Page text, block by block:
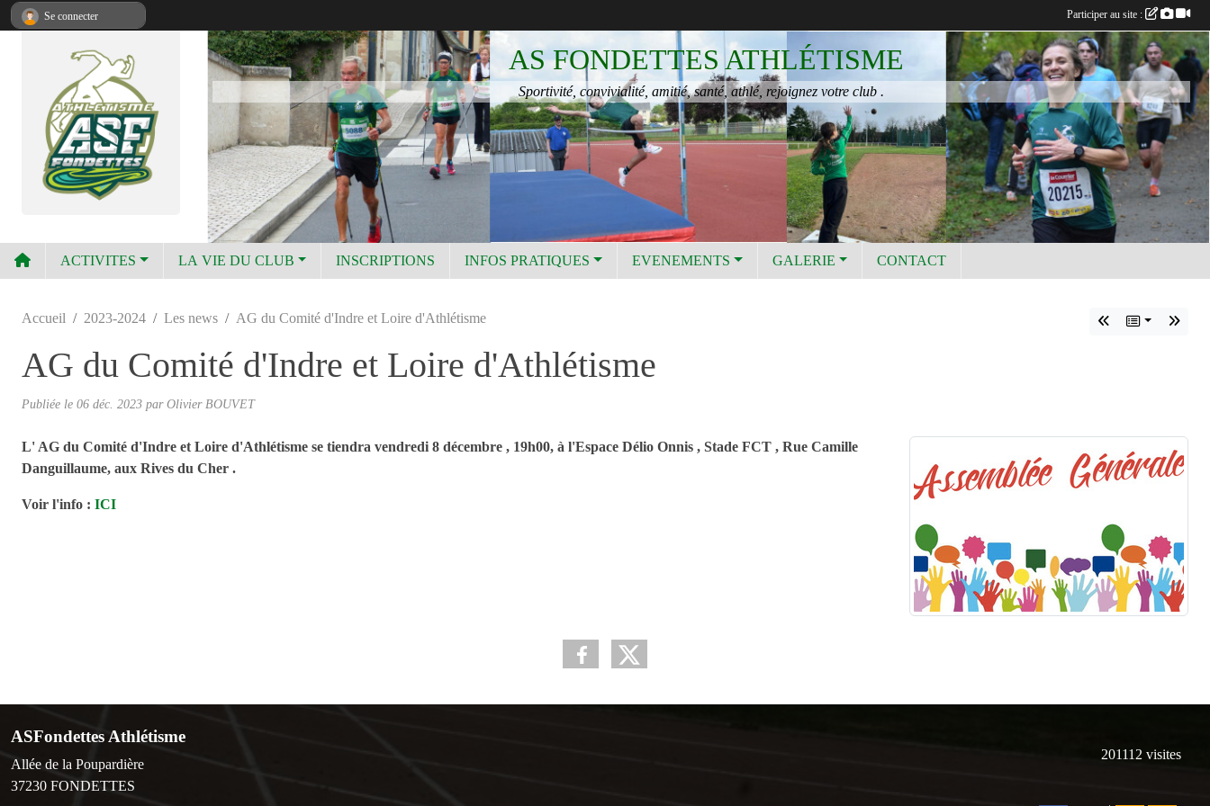
AS FONDETTES ATHLÉTISME
Sportivité, convivialité, amitié, santé, athlé, rejoignez votre club .
ACTIVITES LA VIE DU CLUB INSCRIPTIONS INFOS PRATIQUES EVENEMENTS GALERIE CONTACT
Accueil 2023-2024 Les news AG du Comité d'Indre et Loire d'Athlétisme
AG du Comité d'Indre et Loire d'Athlétisme
Publiée le 06 déc. 2023 par Olivier BOUVET
L' AG du Comité d'Indre et Loire d'Athlétisme se tiendra vendredi 8 décembre , 19h00, à l'Espace Délio Onnis , Stade FCT , Rue Camille
Danguillaume, aux Rives du Cher .
Voir l'info : ICI
ASFondettes Athlétisme
Allée de la Poupardière
37230 FONDETTES
201112 visites
Se connecter Participer au site :
Panneau de gestion des cookies